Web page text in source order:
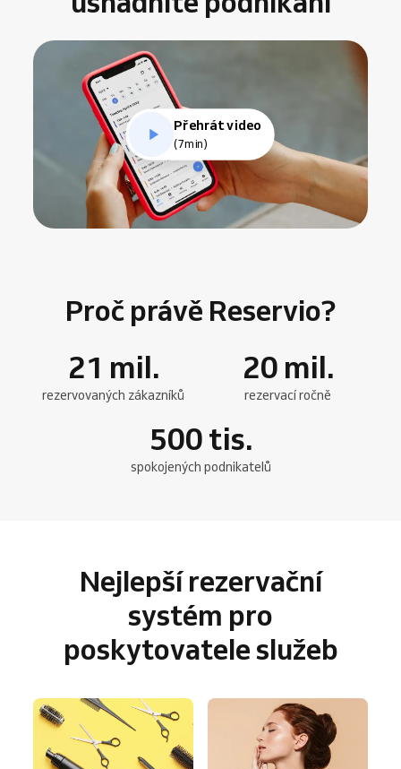
Přehrát video
(7min)
Proč právě Reservio?
21 mil.
rezervovaných zákazníků
20 mil.
rezervací ročně
500tis.
spokojených podnikatelů
Nejlepší rezervační
systém pro
poskytovatele služeb